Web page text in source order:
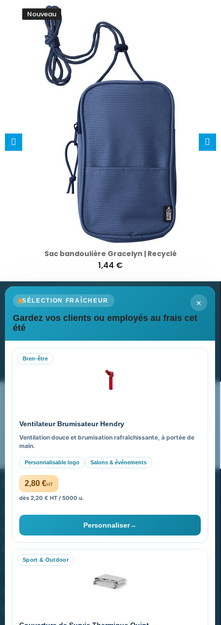
Nouveau
Sac bandoulière Gracelyn | Recyclé
1,44 €
×
SÉLECTION FRAÎCHEUR
Gardez vos clients ou employés au frais cet
été
Bien-être
Ventilateur Brumisateur Hendry
Ventilation douce et brumisation rafraîchissante, à portée de
main.
Personnalisable logo Salons & événements
2,80 €HT
dès 2,20 € HT / 5000 u.
Personnaliser→
Sport & Outdoor
Newsletter
Recevez nos dernières nouvelles et nos offres spéciales
Nos expertises & accompagnement global
FAQ sur Promenoch Goodies Pub France
Pourquoi ça a marché à 100% pour moi ?
PROMENOCH GOODIES
40 rue Madeleine Michelis
92 200 Neuilly